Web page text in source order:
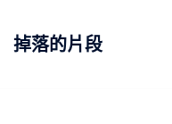
掉落的片段